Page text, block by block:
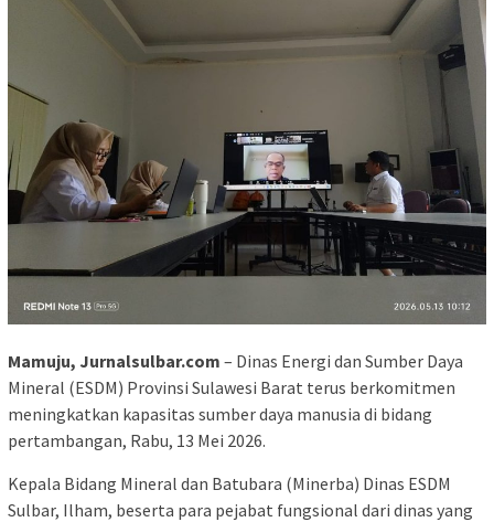
Mamuju, Jurnalsulbar.com – Dinas Energi dan Sumber Daya
Mineral (ESDM) Provinsi Sulawesi Barat terus berkomitmen
meningkatkan kapasitas sumber daya manusia di bidang
pertambangan, Rabu, 13 Mei 2026.
Kepala Bidang Mineral dan Batubara (Minerba) Dinas ESDM
Sulbar, Ilham, beserta para pejabat fungsional dari dinas yang